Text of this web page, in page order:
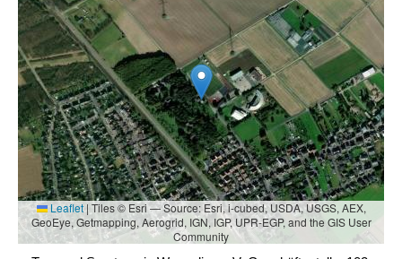
Leaflet| Tiles © Esri — Source: Esri, i-cubed, USDA, USGS, AEX,
GeoEye, Getmapping, Aerogrid, IGN, IGP, UPR-EGP, and the GIS User
Community